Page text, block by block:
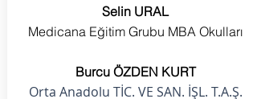
Selin URAL
Medicana Eğitim Grubu MBA Okulları
Burcu ÖZDEN KURT
Orta Anadolu TİC. VE SAN. İŞL. T.A.Ş.